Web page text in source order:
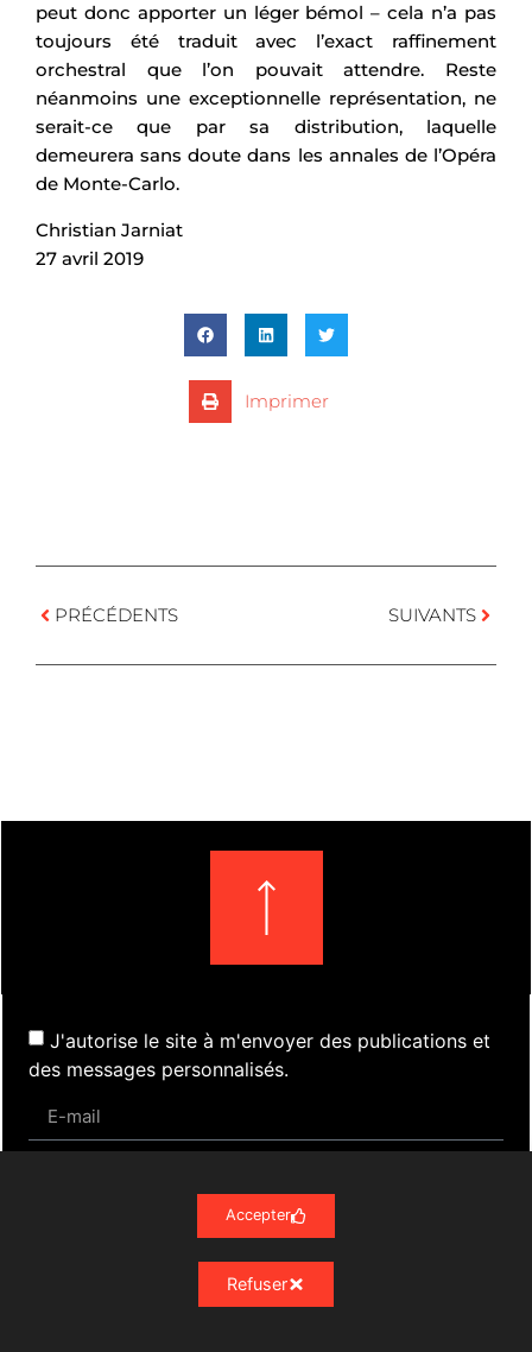
peut donc apporter un léger bémol – cela n’a pas
toujours été traduit avec l’exact raffinement
orchestral que l’on pouvait attendre. Reste
néanmoins une exceptionnelle représentation, ne
serait-ce que par sa distribution, laquelle
demeurera sans doute dans les annales de l’Opéra
de Monte-Carlo.
Christian Jarniat
27 avril 2019
Imprimer
PRÉCÉDENTS SUIVANTS
J'autorise le site à m'envoyer des publications et
des messages personnalisés.
Évènements Presse
Contact
Mentions Légales
Accepter
Refuser